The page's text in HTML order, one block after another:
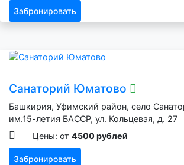
Забронировать
Санаторий Юматово
Башкирия, Уфимский район, село
им.15-летия БАССР, ул. Кольцевая, д. 27
Цены: от 4500 рублей
Забронировать